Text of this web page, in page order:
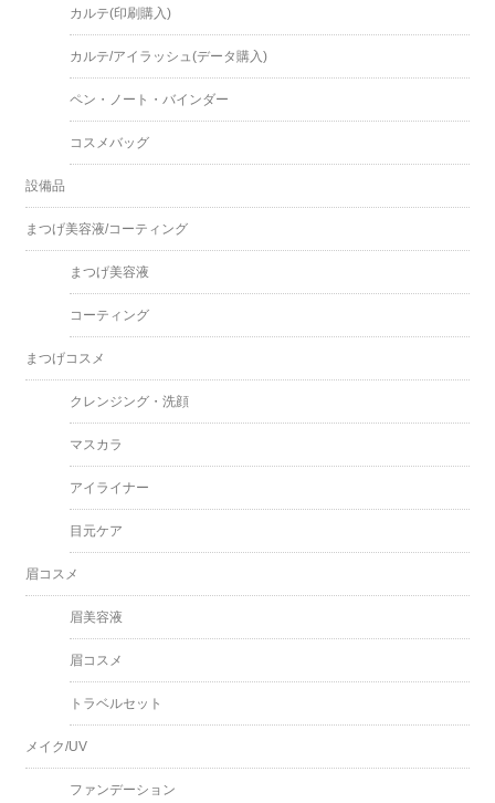
カルテ(印刷購入)
カルテ/アイラッシュ(データ購入)
ペン・ノート・バインダー
コスメバッグ
設備品
まつげ美容液/コーティング
まつげ美容液
コーティング
まつげコスメ
クレンジング・洗顔
マスカラ
アイライナー
目元ケア
眉コスメ
眉美容液
眉コスメ
トラベルセット
メイク/UV
ファンデーション